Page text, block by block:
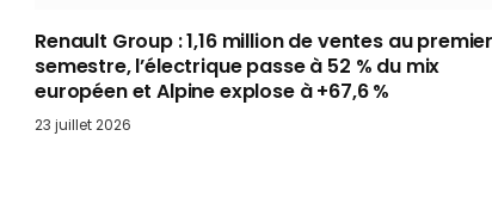
Renault Group : 1,16 million de ventes au premier
semestre, l’électrique passe à 52 % du mix
européen et Alpine explose à +67,6 %
23 juillet 2026